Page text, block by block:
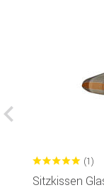
(1)
Sitzkissen